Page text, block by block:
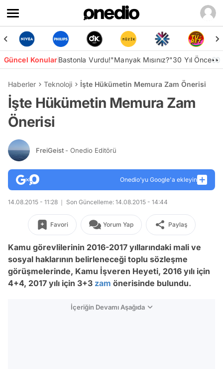
Güncel KonularBastonla Vurdu!"Manyak Mısınız?"30 Yıl Önce👀
Haberler Teknoloji İşte Hükümetin Memura Zam Önerisi
İşte Hükümetin Memura Zam
Önerisi
FreiGeist - Onedio Editörü
Onedio’yu Google'a ekleyin
14.08.2015 - 11:28 Son Güncelleme: 14.08.2015 - 14:44
Favori Yorum Yap Paylaş
Kamu görevlilerinin 2016-2017 yıllarındaki mali ve
sosyal haklarının belirleneceği toplu sözleşme
görüşmelerinde, Kamu İşveren Heyeti, 2016 yılı için
4+4, 2017 yılı için 3+3 zam önerisinde bulundu.
İçeriğin Devamı Aşağıda